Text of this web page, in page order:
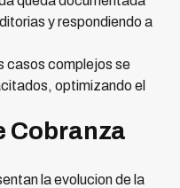
y respondiendo a
casos complejos se
optimizando el
Cobranza
la evolucion de la